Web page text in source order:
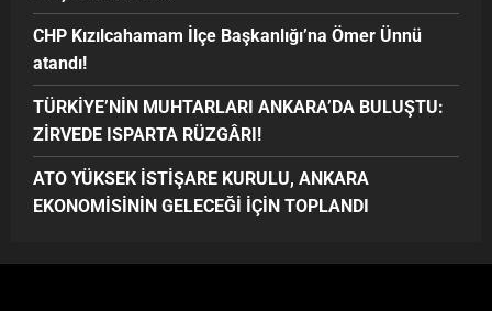
CHP Kızılcahamam İlçe Başkanlığı’na Ömer Ünnü
atandı!
TÜRKİYE’NİN MUHTARLARI ANKARA’DA BULUŞTU:
ZİRVEDE ISPARTA RÜZGÂRI!
ATO YÜKSEK İSTİŞARE KURULU, ANKARA
EKONOMİSİNİN GELECEĞİ İÇİN TOPLANDI